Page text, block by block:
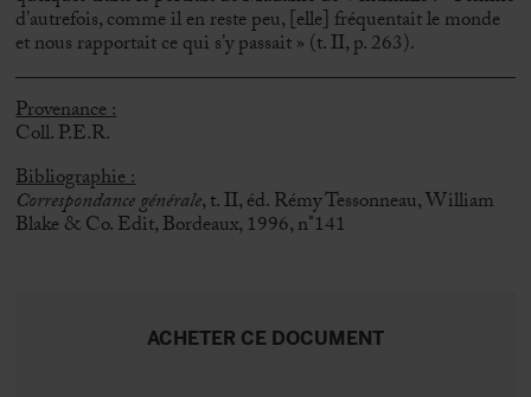
d’autrefois, comme il en reste peu, [elle] fréquentait le monde
et nous rapportait ce qui s’y passait » (t. II, p. 263).
Provenance :
Coll. P.E.R.
Bibliographie :
Correspondance générale, t. II, éd. Rémy Tessonneau, William
Blake & Co. Edit, Bordeaux, 1996, n°141
ACHETER CE DOCUMENT